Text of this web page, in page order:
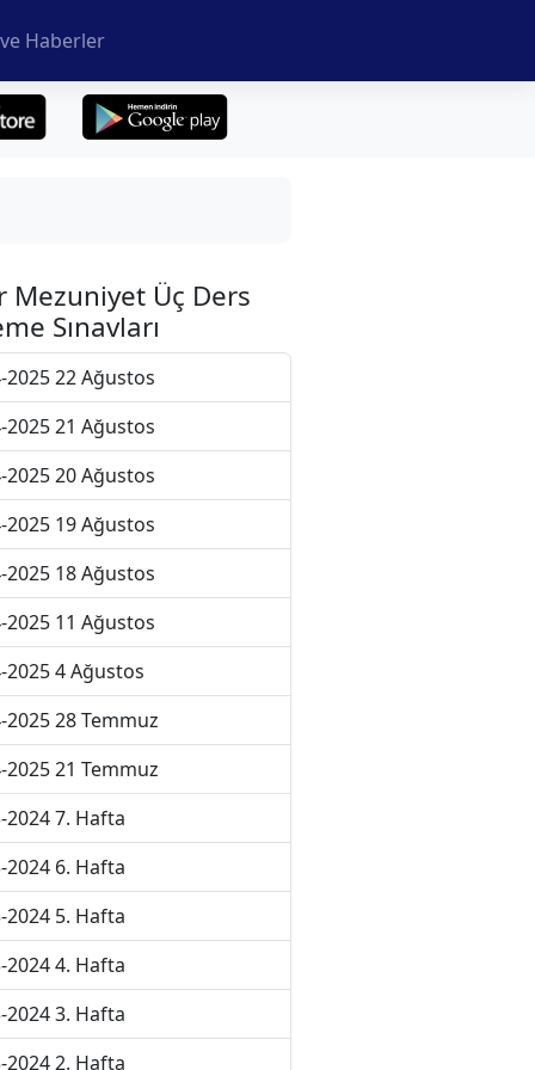
Haberler
Mezuniyet Üç Ders
Sınavları
2025 22 Ağustos
2025 21 Ağustos
2025 20 Ağustos
2025 19 Ağustos
2025 18 Ağustos
2025 11 Ağustos
2025 4 Ağustos
2025 28 Temmuz
2025 21 Temmuz
2024 7. Hafta
2024 6. Hafta
2024 5. Hafta
2024 4. Hafta
2024 3. Hafta
2024 2. Hafta